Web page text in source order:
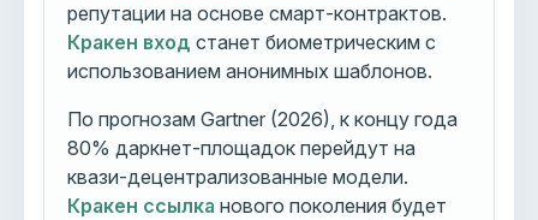
репутации на основе смарт-контрактов.
Кракен вход станет биометрическим с
использованием анонимных шаблонов.
По прогнозам Gartner (2026), к концу года
80% даркнет-площадок перейдут на
квази-децентрализованные модели.
Кракен ссылка нового поколения будет